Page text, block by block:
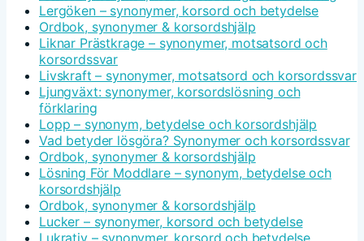
Lergöken – synonymer, korsord och betydelse
Ordbok, synonymer & korsordshjälp
Liknar Prästkrage – synonymer, motsatsord och
korsordssvar
Livskraft – synonymer, motsatsord och korsordssvar
Ljungväxt: synonymer, korsordslösning och
förklaring
Lopp – synonym, betydelse och korsordshjälp
Vad betyder lösgöra? Synonymer och korsordssvar
Ordbok, synonymer & korsordshjälp
Lösning För Moddlare – synonym, betydelse och
korsordshjälp
Ordbok, synonymer & korsordshjälp
Lucker – synonymer, korsord och betydelse